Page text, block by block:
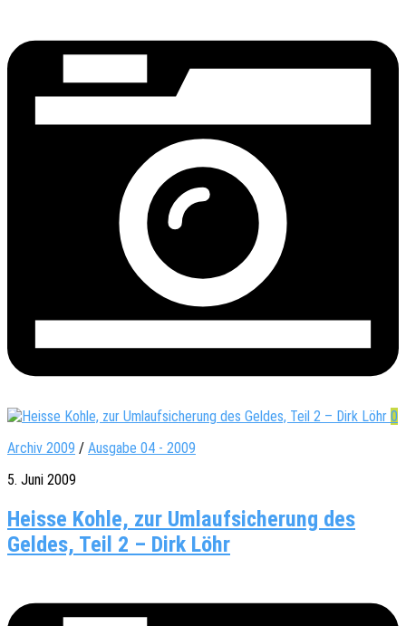
0
Archiv 2009 / Ausgabe 04 - 2009
5. Juni 2009
Heisse Kohle, zur Umlaufsicherung des
Geldes, Teil 2 – Dirk Löhr